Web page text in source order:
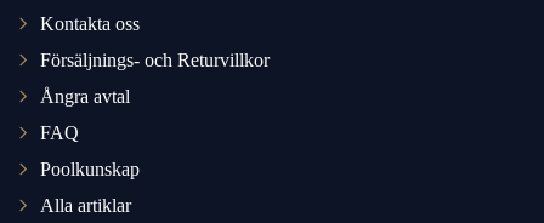
Kontakta oss
Försäljnings- och Returvillkor
Ångra avtal
FAQ
Poolkunskap
Alla artiklar